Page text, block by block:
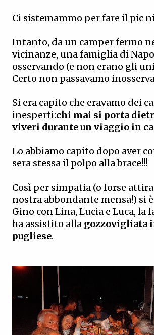
Ci sistemammo per fare il pic
Intanto, da un camper fermo
vicinanze, una famiglia di
osservando (e non erano gli
Certo non passavamo
Si era capito che eravamo dei
inesperti:chi mai si porta
viveri durante un viaggio in
Lo abbiamo capito dopo aver
sera stessa il polpo alla brace!!!
Così per simpatia (o forse
nostra abbondante mensa!) si
Gino con Lina, Lucia e Luca, la
ha assistito alla gozzovigliata
pugliese.